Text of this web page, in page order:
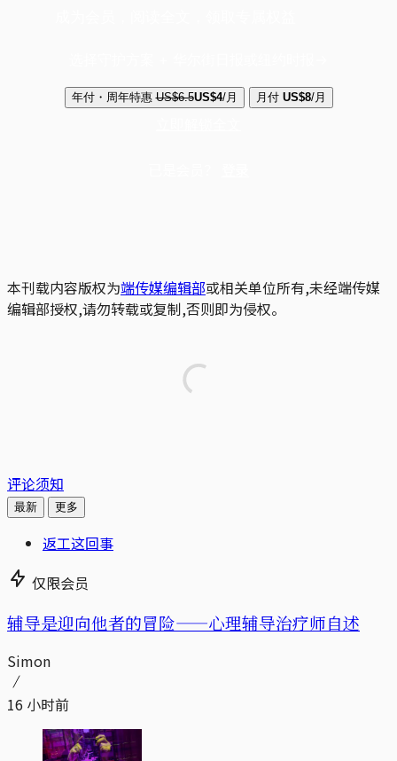
年付・周年特惠 US$6.5US$4/月 月付 US$8/月
本刊载内容版权为端传媒编辑部或相关单位所有,未经端传媒
编辑部授权,请勿转载或复制,否则即为侵权。
评论须知
最新 更多
返工这回事
仅限会员
辅导是迎向他者的冒险——心理辅导治疗师自述
Simon
16 小时前